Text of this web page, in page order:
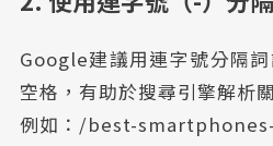
Google建議用連字號分隔
空格，有助於搜尋引擎解析
例如：/best-